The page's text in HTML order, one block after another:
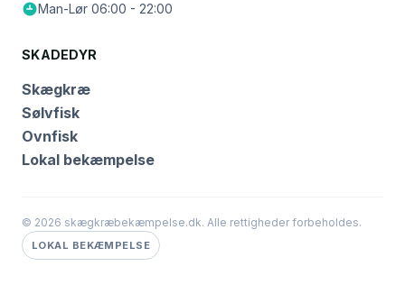
Man-Lør 06:00 - 22:00
SKADEDYR
Skægkræ
Sølvfisk
Ovnfisk
Lokal bekæmpelse
© 2026 skægkræbekæmpelse.dk. Alle rettigheder forbeholdes.
LOKAL BEKÆMPELSE